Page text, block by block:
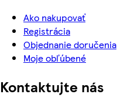
Ako nakupovať
Registrácia
Objednanie doručenia
Moje obľúbené
Kontaktujte nás